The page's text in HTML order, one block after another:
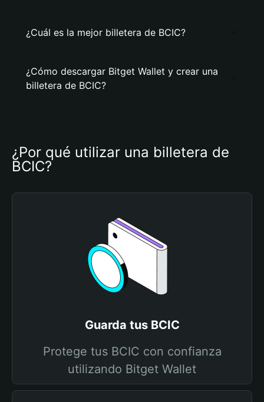
¿Cuál es la mejor billetera de BCIC?
¿Cómo descargar Bitget Wallet y crear una
billetera de BCIC?
¿Por qué utilizar una billetera de
BCIC?
Guarda tus BCIC
Protege tus BCIC con confianza
utilizando Bitget Wallet